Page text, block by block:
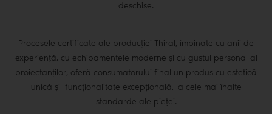
deschise.
Procesele certificate ale producției Thiral, îmbinate cu anii de
experiență, cu echipamentele moderne și cu gustul personal al
proiectanților, oferă consumatorului final un produs cu estetică
unică și funcționalitate excepțională, la cele mai înalte
standarde ale pieței.